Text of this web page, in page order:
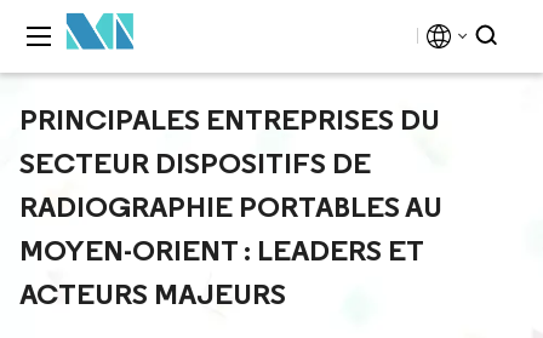
PRINCIPALES ENTREPRISES DU
SECTEUR DISPOSITIFS DE
RADIOGRAPHIE PORTABLES AU
MOYEN-ORIENT : LEADERS ET
ACTEURS MAJEURS